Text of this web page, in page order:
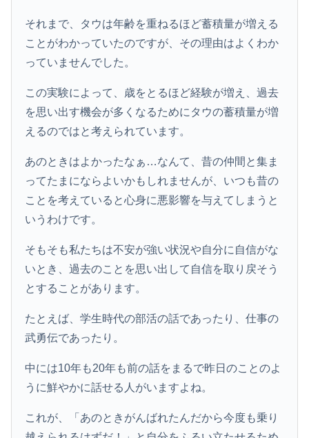
それまで、タウは年齢を重ねるほど蓄積量が増える
ことがわかっていたのですが、その理由はよくわか
っていませんでした。
この実験によって、歳をとるほど経験が増え、過去
を思い出す機会が多くなるためにタウの蓄積量が増
えるのではと考えられています。
あのときはよかったなぁ…なんて、昔の仲間と集ま
ってたまにならよいかもしれませんが、いつも昔の
ことを考えていると心身に悪影響を与えてしまうと
いうわけです。
そもそも私たちは不安が強い状況や自分に自信がな
いとき、過去のことを思い出して自信を取り戻そう
とすることがあります。
たとえば、学生時代の部活の話であったり、仕事の
武勇伝であったり。
中には10年も20年も前の話をまるで昨日のことのよ
うに鮮やかに話せる人がいますよね。
これが、「あのときがんばれたんだから今度も乗り